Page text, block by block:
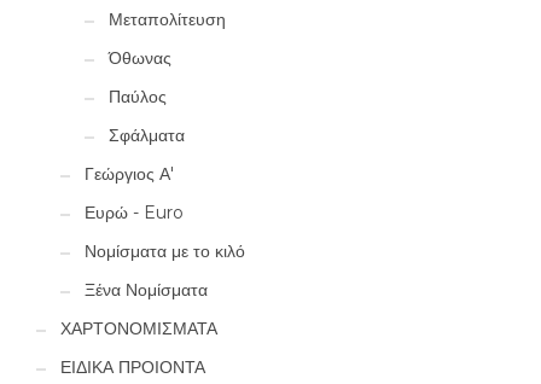
Μεταπολίτευση
Όθωνας
Παύλος
Σφάλματα
Γεώργιος Α'
Ευρώ - Euro
Νομίσματα με το κιλό
Ξένα Νομίσματα
ΧΑΡΤΟΝΟΜΙΣΜΑΤΑ
ΕΙΔΙΚΑ ΠΡΟΙΟΝΤΑ